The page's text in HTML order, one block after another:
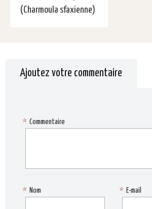
(Charmoula sfaxienne)
Ajoutez votre commentaire
Commentaire
*
Nom
* E-mail
*